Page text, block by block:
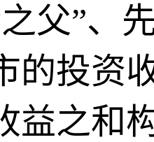
父”、
的投资
益之和